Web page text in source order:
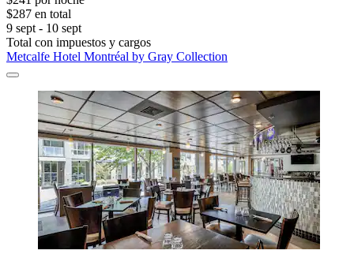
$287 en total
9 sept - 10 sept
Total con impuestos y cargos
Metcalfe Hotel Montréal by Gray Collection